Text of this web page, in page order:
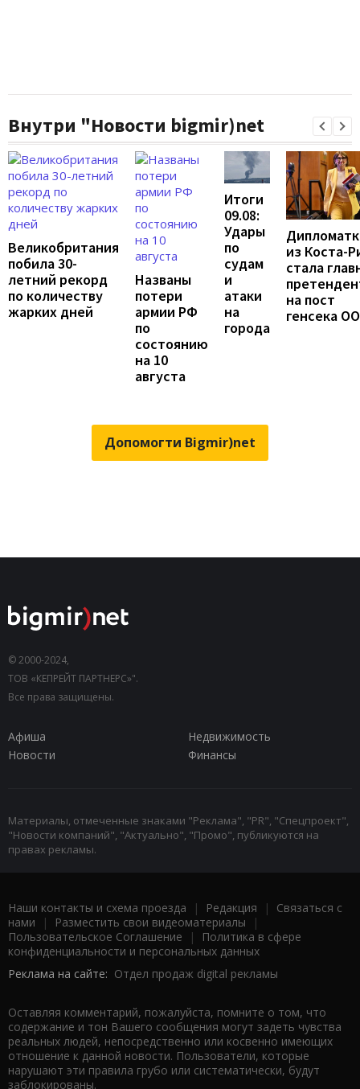
Внутри "Новости bigmir)net
Великобритания
побила 30-
летний рекорд
по количеству
жарких дней
Названы
потери
армии РФ
по
состоянию
на 10
августа
Итоги
09.08:
Удары
по
судам
и
атаки
на
города
из Коста-
стала
на пост
генсека
Допомогти Bigmir)net
© 2000-2024,
ТОВ «КЕПРЕЙТ ПАРТНЕРС»".
Все права защищены.
Афиша
Недвижимость
Новости
Финансы
Материалы, отмеченные знаками "Реклама", "PR", "Спецпроект",
"Новости компаний", "Актуально", "Промо", публикуются на
правах рекламы.
Наши контакты и схема проезда | Редакция | Связаться с
нами | Разместить свои видеоматериалы |
Пользовательское Соглашение |
Политика в сфере
конфиденциальности и персональных данных
Реклама на сайте: Отдел продаж digital рекламы
Оставляя комментарий, пожалуйста, помните о том, что
содержание и тон Вашего сообщения могут задеть чувства
реальных людей, непосредственно или косвенно имеющих
отношение к данной новости. Пользователи, которые
нарушают эти правила грубо или систематически, будут
заблокированы.